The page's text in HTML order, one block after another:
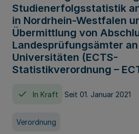
Studienerfolgsstatistik
in Nordrhein-Westfalen
Übermittlung von
Landesprüfungsämter
Universitäten (ECTS-
Statistikverordnung –
In Kraft Seit 01. Januar 2021
Verordnung